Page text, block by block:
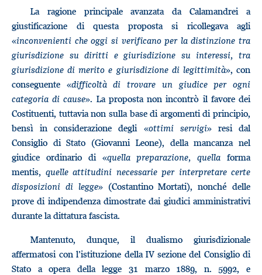
La ragione principale avanzata da Calamandrei a
giustificazione di questa proposta si ricollegava agli
«inconvenienti che oggi si verificano per la distinzione tra
giurisdizione su diritti e giurisdizione su interessi, tra
giurisdizione di merito e giurisdizione di legittimità», con
conseguente «difficoltà di trovare un giudice per ogni
categoria di cause». La proposta non incontrò il favore dei
Costituenti, tuttavia non sulla base di argomenti di principio,
bensì in considerazione degli «ottimi servigi» resi dal
Consiglio di Stato (Giovanni Leone), della mancanza nel
giudice ordinario di «quella preparazione, quella forma
mentis, quelle attitudini necessarie per interpretare certe
disposizioni di legge» (Costantino Mortati), nonché delle
prove di indipendenza dimostrate dai giudici amministrativi
durante la dittatura fascista.
Mantenuto, dunque, il dualismo giurisdizionale
affermatosi con l’istituzione della IV sezione del Consiglio di
Stato a opera della legge 31 marzo 1889, n. 5992, e